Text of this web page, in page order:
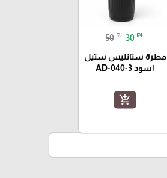
50 ₪ 30 ₪
مطرة ستانليس ستيل
اسود AD-040-3
add_shopping_cart